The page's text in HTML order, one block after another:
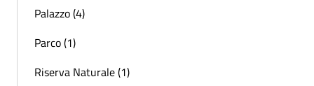
Palazzo (4)
Parco (1)
Riserva Naturale (1)